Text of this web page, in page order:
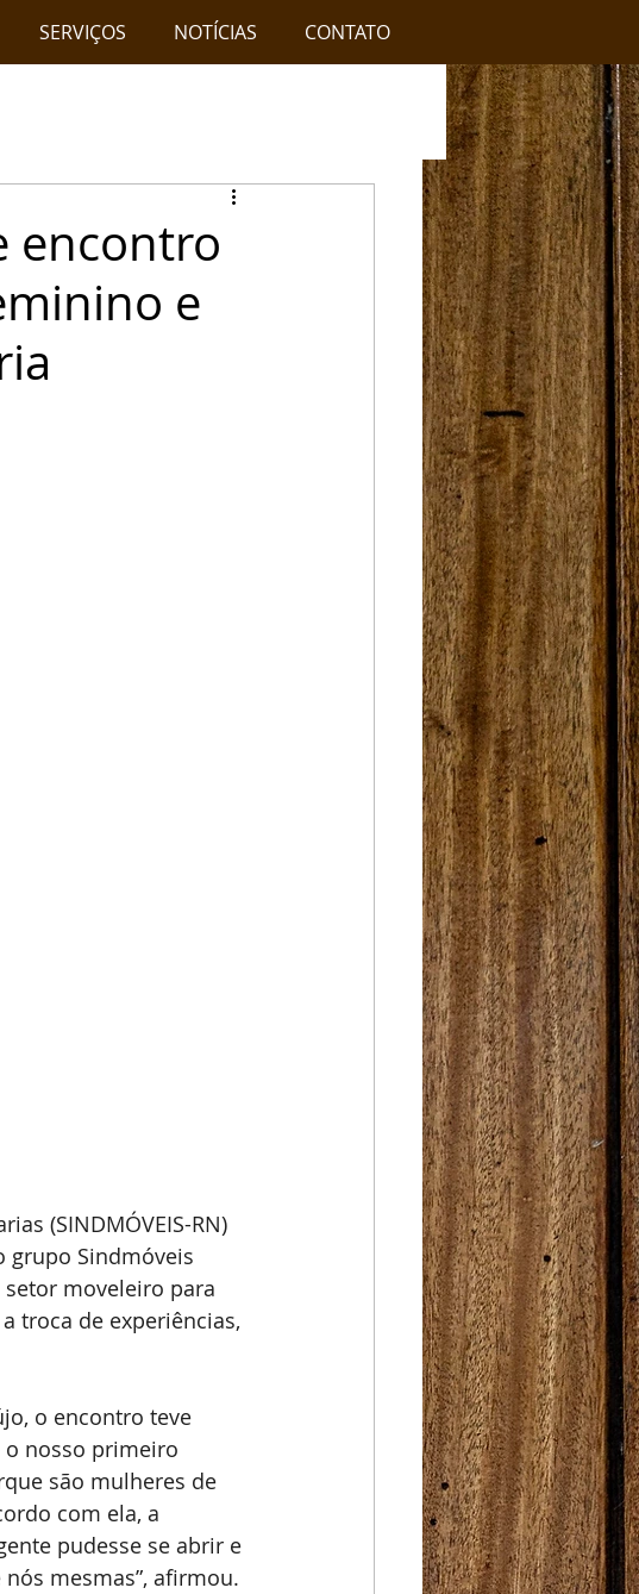
SERVIÇOS NOTÍCIAS CONTATO
encontro
e
(SINDMÓVEIS-RN)
grupo Sindmóveis
moveleiro para
troca de experiências,
o encontro teve
o nosso primeiro
são mulheres de
com ela, a
pudesse se abrir e
mesmas”, afirmou.